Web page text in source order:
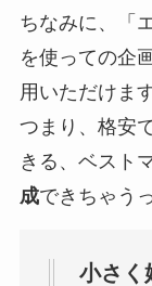
ちなみに、「
を使っての企
用いただけます
つまり、格安
きる、ベスト
成できちゃう
小さく